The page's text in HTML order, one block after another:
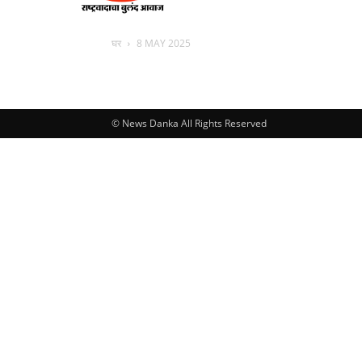
घर 8 MAY 2025
© News Danka All Rights Reserved